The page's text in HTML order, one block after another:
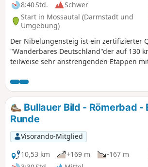
übernachtet. Beachte bei der
Tourenplanung die Unterkunfts-,
Einkehr- und
Verpflegungsmöglichkeiten, die nicht
immer vorhanden sind.
8:40 Std.
Schwer
Start in Mossautal (Darmstadt und
Umgebung)
Der Nibelungensteig ist ein zertifizierter
"Wanderbares Deutschland"der auf 130
teilweise sehr anstrengenden Etappen
Odenwald und damit durch drei
Bayern, Baden-Württemberg) führt.
unterscheidet sich von den offiziellen
teilweise kürzere Touren gewählt, einige
Meter gemacht und teilweise an anderen
übernachtet. Beachte bei der
Unterkunfts-, Einkehr- und
nicht immer vorhanden sind.
Bullauer Bild - Römerbad -
Runde
Visorando-Mitglied
10,53 km
+169 m
-167 m